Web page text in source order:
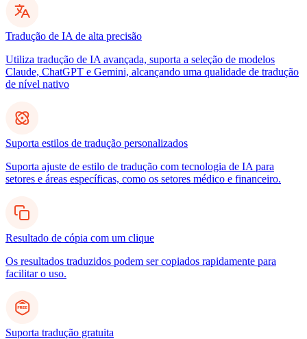
Tradução de IA de alta precisão
Utiliza tradução de IA avançada, suporta a seleção de modelos
Claude, ChatGPT e Gemini, alcançando uma qualidade de tradução
de nível nativo
Suporta estilos de tradução personalizados
Suporta ajuste de estilo de tradução com tecnologia de IA para
setores e áreas específicas, como os setores médico e financeiro.
Resultado de cópia com um clique
Os resultados traduzidos podem ser copiados rapidamente para
facilitar o uso.
Suporta tradução gratuita